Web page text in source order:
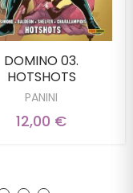
DOMINO 03.
HOTSHOTS
PANINI
12,00 €